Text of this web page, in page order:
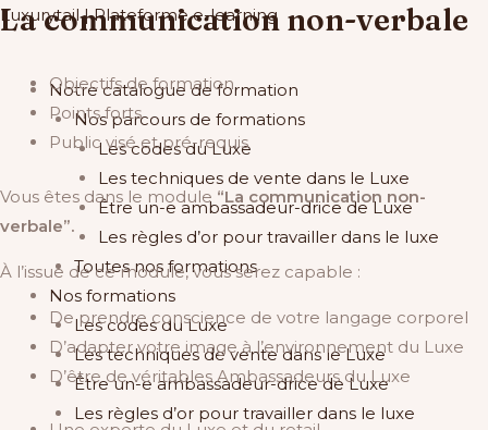
Aller
contenu
Luxurytail | Plateforme e-learning
Main
Menu
Notre catalogue de formation
Nos parcours de formations
Les codes du Luxe
Les techniques de vente dans le Luxe
Être un-e ambassadeur-drice de Luxe​
Les règles d’or pour travailler dans le luxe
Toutes nos formations
Nos formations
Les codes du Luxe
Les techniques de vente dans le Luxe
Être un-e ambassadeur-drice de Luxe​
Les règles d’or pour travailler dans le luxe
La communication non-verbale
Objectifs de formation
Points forts
Public visé et pré-requis
Vous êtes dans le module “La communication non-
verbale”.
À l’issue de ce module, vous serez capable :
De prendre conscience de votre langage corporel
D’adapter votre image à l’environnement du Luxe
D’être de véritables Ambassadeurs du Luxe